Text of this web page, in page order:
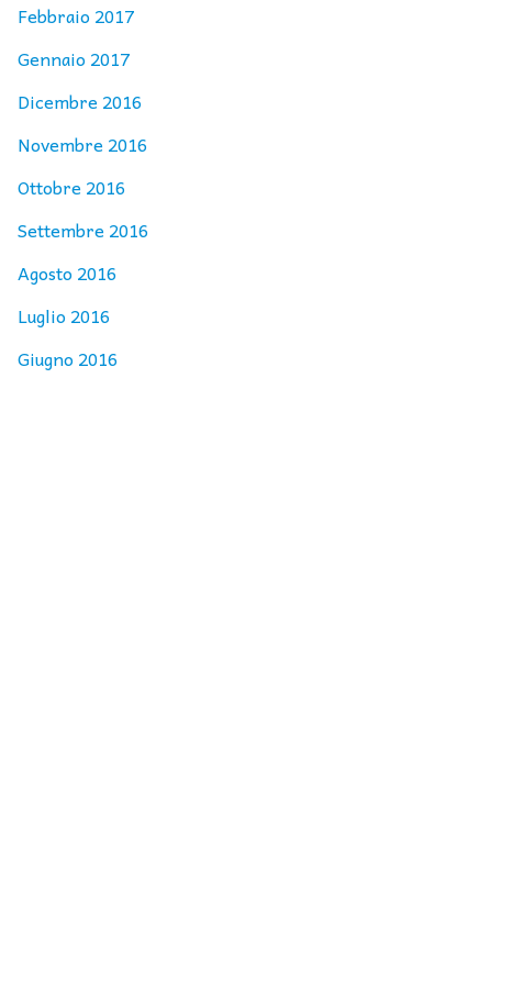
Febbraio 2017
Gennaio 2017
Dicembre 2016
Novembre 2016
Ottobre 2016
Settembre 2016
Agosto 2016
Luglio 2016
Giugno 2016